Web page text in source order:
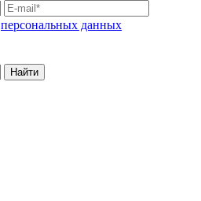
персональных данных